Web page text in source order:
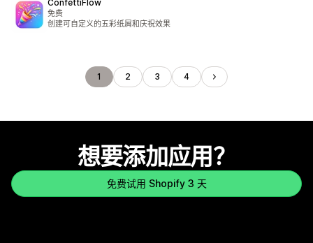
ConfettiFlow
免费
创建可自定义的五彩纸屑和庆祝效果
1 2 3 4
想要添加应用？
免费试用 Shopify 3 天